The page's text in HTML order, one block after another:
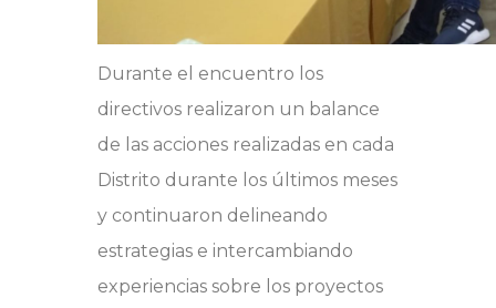
Durante el encuentro los
directivos realizaron un balance
de las acciones realizadas en cada
Distrito durante los últimos meses
y continuaron delineando
estrategias e intercambiando
experiencias sobre los proyectos